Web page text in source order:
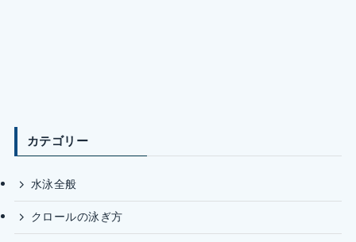
カテゴリー
水泳全般
クロールの泳ぎ方